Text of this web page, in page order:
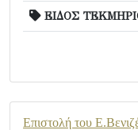
ΕΙΔΟΣ
Επιστολή του